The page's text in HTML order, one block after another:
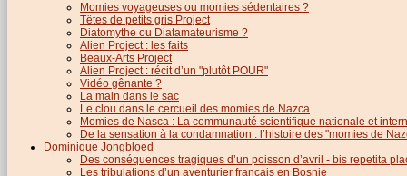
Momies voyageuses ou momies sédentaires ?
Têtes de petits gris Project
Diatomythe ou Diatamateurisme ?
Alien Project : les faits
Beaux-Arts Project
Alien Project : récit d’un "plutôt POUR"
Vidéo gênante ?
La main dans le sac
Le clou dans le cercueil des momies de Nazca
Momies de Nasca : La communauté scientifique nationale et
De la sensation à la condamnation : l’histoire des "momies de
Dominique Jongbloed
Des conséquences tragiques d’un poisson d’avril - bis repetita
Les tribulations d’un aventurier français en Bosnie